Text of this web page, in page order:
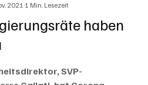
haben
20211 Min. Lesezeit
SVP-